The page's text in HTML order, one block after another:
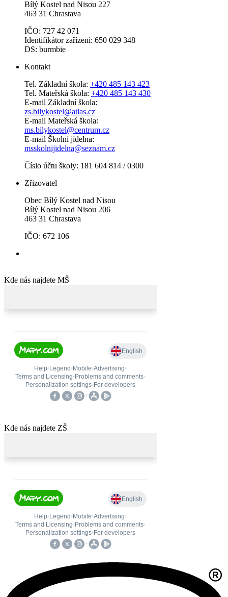
Bílý Kostel nad Nisou 227
463 31 Chrastava
IČO: 727 42 071
Identifikátor zařízení: 650 029 348
DS: burmbie
Kontakt
Tel. Základní škola: +420 485 143 423
Tel. Mateřská škola: +420 485 143 430
E-mail Základní škola:
zs.bilykostel@atlas.cz
E-mail Mateřská škola:
ms.bilykostel@centrum.cz
E-mail Školní jídelna:
msskolnijidelna@seznam.cz
Číslo účtu školy: 181 604 814 / 0300
Zřizovatel
Obec Bílý Kostel nad Nisou
Bílý Kostel nad Nisou 206
463 31 Chrastava
IČO: 672 106
Kde nás najdete MŠ
Kde nás najdete ZŠ